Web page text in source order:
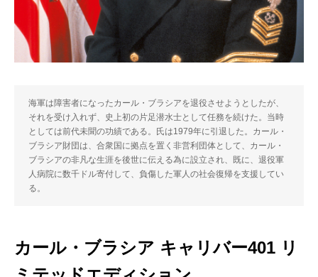
海軍は障害者になったカール・ブラシアを退役させようとしたが、
それを受け入れず、史上初の片足潜水士として任務を続けた。当時
としては前代未聞の功績である。氏は1979年に引退した。カール・
ブラシア財団は、合衆国に拠点を置く非営利団体として、カール・
ブラシアの非凡な生涯を後世に伝える為に設立され、既に、退役軍
人病院に数千ドル寄付して、負傷した軍人の社会復帰を支援してい
る。
カール・ブラシア キャリバー401 リ